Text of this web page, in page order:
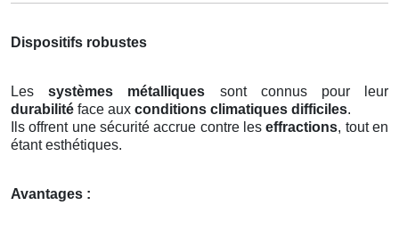
Dispositifs robustes
Lessystèmes métalliques sont connus pour leur
durabilité face aux conditions climatiques difficiles.
Ils offrent une sécurité accrue contre leseffractions, tout en
étant esthétiques.
Avantages :